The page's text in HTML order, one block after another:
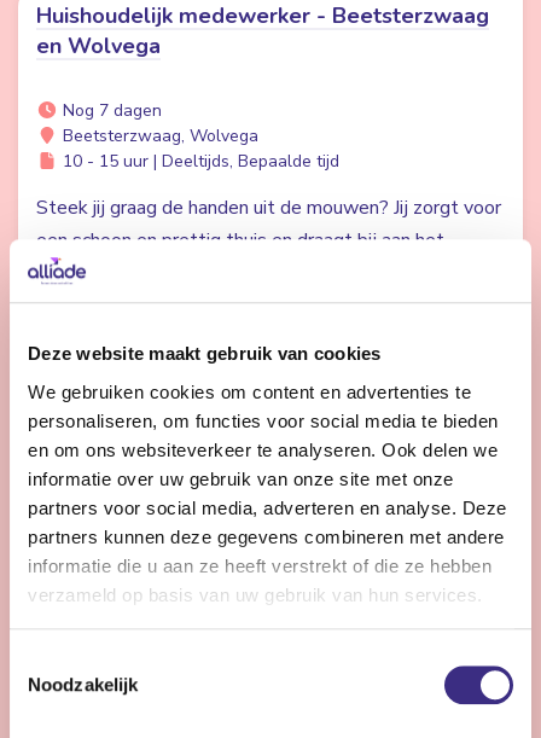
Deze website maakt gebruik van cookies
We gebruiken cookies om content en advertenties te
personaliseren, om functies voor social media te bieden
en om ons websiteverkeer te analyseren. Ook delen we
informatie over uw gebruik van onze site met onze
partners voor social media, adverteren en analyse. Deze
partners kunnen deze gegevens combineren met andere
informatie die u aan ze heeft verstrekt of die ze hebben
verzameld op basis van uw gebruik van hun services.
Noodzakelijk
Huishoudelijk medewerker - Beetsterzwaag
en Wolvega
Nog 7 dagen
Beetsterzwaag, Wolvega
10 - 15 uur | Deeltijds, Bepaalde tijd
Steek jij graag de handen uit de mouwen? Jij zorgt voor
een schoon en prettig thuis en draagt bij aan het
welzijn van onze cliënten en bewoners.
Bekijk vacature
Psycholoog
Nog 13 dagen
Heerenveen
32 - 36 uur | Voltijds, Onbepaalde tijd
betrokken multidisciplinair team.